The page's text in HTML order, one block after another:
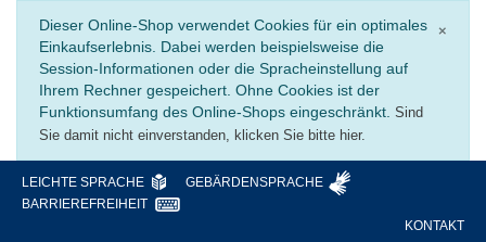
×
Dieser Online-Shop verwendet Cookies für ein optimales
Einkaufserlebnis. Dabei werden beispielsweise die
Session-Informationen oder die Spracheinstellung auf
Ihrem Rechner gespeichert. Ohne Cookies ist der
Funktionsumfang des Online-Shops eingeschränkt. Sind
Sie damit nicht einverstanden, klicken Sie bitte hier.
LEICHTE SPRACHE
GEBÄRDENSPRACHE
BARRIEREFREIHEIT
KONTAKT